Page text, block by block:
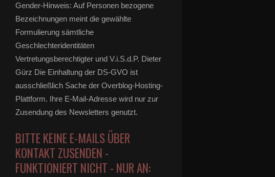
Gender-Hinweis: Auf Personen bezogene
Bezeichnungen meint die gewählte
Formulierung sämtliche
Geschlechteridentitäten
Vertretungsberechtigter und V.i.S.d.P. Dieter
Gürz Die Einhaltung der DS-GVO ist
ausschließlich Sache der Overblog-Hosting-
Plattform. Ihre E-Mail-Adresse wird nur zur
Zusendung des Newsletters genutzt.
BITTE KEINE E-MAILS ÜBER
KONTAKT ZUSENDEN -
FUNKTIONIERT NICHT - NUR AN: